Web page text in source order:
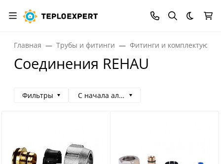
Темная
Главная Трубы и фитинги Фитинги и
Соединения REHAU
Фильтры С начала алфавита